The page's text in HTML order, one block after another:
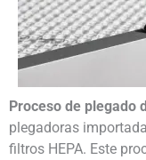
Proceso de plegado
plegadoras
filtros HEPA. Este